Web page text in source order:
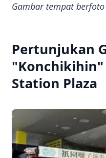
Gambar tempat berfoto
Pertunjukan
"Konchikihin"
Station Plaza